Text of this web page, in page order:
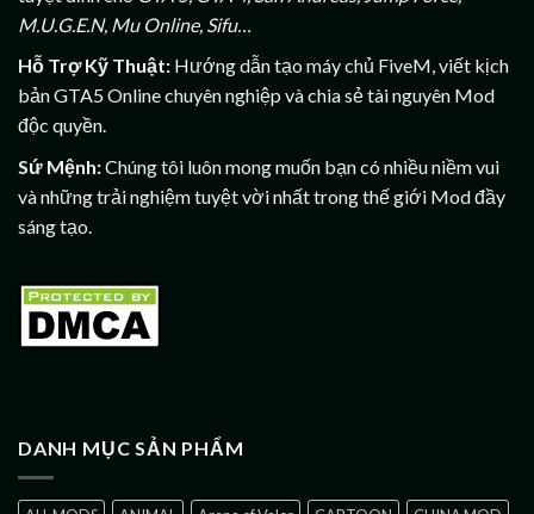
M.U.G.E.N, Mu Online, Sifu…
Hỗ Trợ Kỹ Thuật: Hướng dẫn tạo máy chủ FiveM, viết kịch
bản GTA5 Online chuyên nghiệp và chia sẻ tài nguyên Mod
độc quyền.
Sứ Mệnh:Chúng tôi luôn mong muốn bạn có nhiều niềm vui
và những trải nghiệm tuyệt vời nhất trong thế giới Mod đầy
sáng tạo.
DANH MỤC SẢN PHẨM